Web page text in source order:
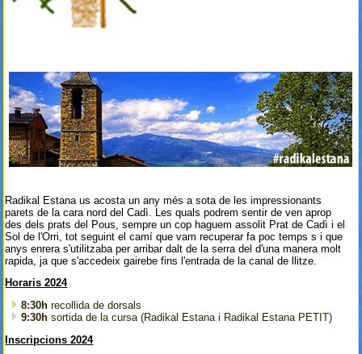
Radikal Estana us acosta un any més a sota de les impressionants
parets de la cara nord del Cadì. Les quals podrem sentir de ven aprop
des dels prats del Pous, sempre un cop haguem assolit Prat de Cadì i el
Sol de l'Orri, tot seguint el camí que vam recuperar fa poc temps s i que
anys enrera s'utilitzaba per arribar dalt de la serra del d'una manera molt
rapida, ja que s'accedeix gairebe fins l'entrada de la canal de llitze.
Horaris 2024
8:30h recollida de dorsals
9:30h sortida de la cursa (Radikal Estana i Radikal Estana PETIT)
Inscripcions 2024